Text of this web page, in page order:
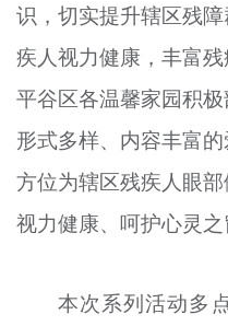
榜样人物
身边好人
文明评论
北京宣传文化引导基金
专题
识，切实提升辖区残
疾人视力健康，丰富
平谷区各温馨家园积
形式多样、内容丰富
方位为辖区残疾人眼
视力健康、呵护心灵之
本次系列活动多